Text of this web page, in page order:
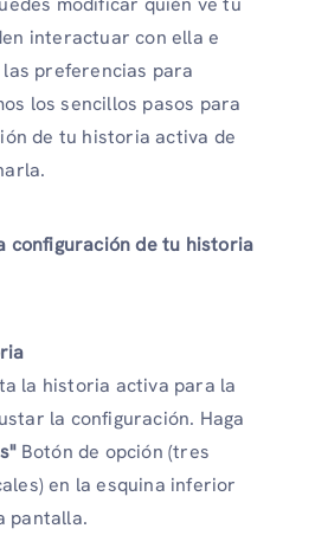
interactuar con ella e
preferencias para
los sencillos pasos para
de tu historia activa de
configuración de tu historia
la historia activa para la
la configuración. Haga
Botón de opción (tres
en la esquina inferior
pantalla.